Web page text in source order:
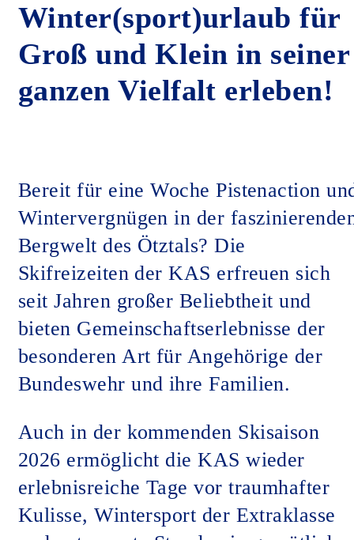
Winter(sport)urlaub für
Groß und Klein in seiner
ganzen Vielfalt erleben!
Bereit für eine Woche Pistenaction
Wintervergnügen in der
Bergwelt des Ötztals? Die
Skifreizeiten der KAS erfreuen sich
seit Jahren großer Beliebtheit und
bieten Gemeinschaftserlebnisse der
besonderen Art für Angehörige der
Bundeswehr und ihre Familien.
Auch in der kommenden Skisaison
2026 ermöglicht die KAS wieder
erlebnisreiche Tage vor traumhafter
Kulisse, Wintersport der Extraklasse